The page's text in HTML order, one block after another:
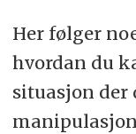
Her følger
hvordan du
situasjon